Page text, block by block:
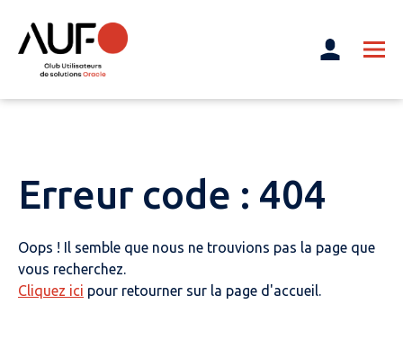
Erreur code : 404
Oops ! Il semble que nous ne trouvions pas la page que
vous recherchez.
Cliquez ici pour retourner sur la page d'accueil.